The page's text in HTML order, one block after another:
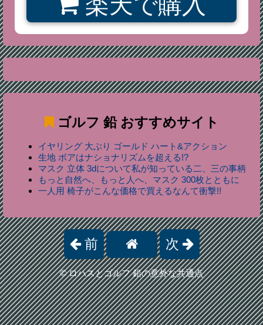
ゴルフ 鉛おすすめサイト
イヤリング 大ぶり ゴールド ハート&アクション
生地 ボアはナショナリズムを超える!?
マスク 立体 3dについて私が知っている二、三の事柄
もっと自然へ、もっと人へ、マスク 300枚とともに
一人用 椅子がこんな価格で買えるなんて衝撃!!
前 次
©ロハスとゴルフ 鉛の意外な共通点